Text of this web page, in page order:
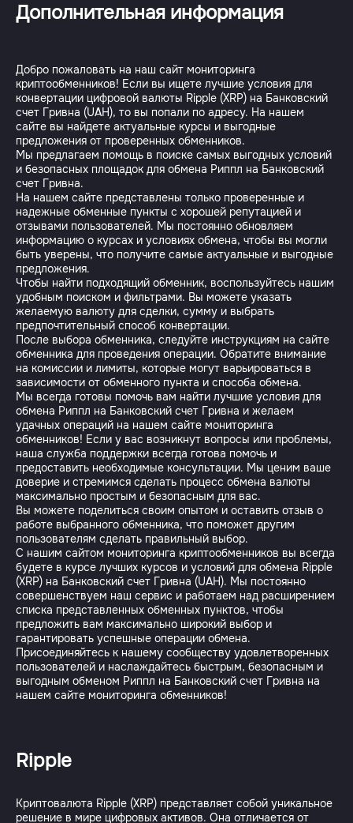
Дополнительная информация
Добро пожаловать на наш сайт мониторинга
криптообменников! Если вы ищете лучшие условия для
конвертации цифровой валюты Ripple (XRP) на Банковский
счет Гривна (UAH), то вы попали по адресу. На нашем
сайте вы найдете актуальные курсы и выгодные
предложения от проверенных обменников.
Мы предлагаем помощь в поиске самых выгодных условий
и безопасных площадок для обмена Риппл на Банковский
счет Гривна.
На нашем сайте представлены только проверенные и
надежные обменные пункты с хорошей репутацией и
отзывами пользователей. Мы постоянно обновляем
информацию о курсах и условиях обмена, чтобы вы могли
быть уверены, что получите самые актуальные и выгодные
предложения.
Чтобы найти подходящий обменник, воспользуйтесь нашим
удобным поиском и фильтрами. Вы можете указать
желаемую валюту для сделки, сумму и выбрать
предпочтительный способ конвертации.
После выбора обменника, следуйте инструкциям на сайте
обменника для проведения операции. Обратите внимание
на комиссии и лимиты, которые могут варьироваться в
зависимости от обменного пункта и способа обмена.
Мы всегда готовы помочь вам найти лучшие условия для
обмена Риппл на Банковский счет Гривна и желаем
удачных операций на нашем сайте мониторинга
обменников! Если у вас возникнут вопросы или проблемы,
наша служба поддержки всегда готова помочь и
предоставить необходимые консультации. Мы ценим ваше
доверие и стремимся сделать процесс обмена валюты
максимально простым и безопасным для вас.
Вы можете поделиться своим опытом и оставить отзыв о
работе выбранного обменника, что поможет другим
пользователям сделать правильный выбор.
С нашим сайтом мониторинга криптообменников вы всегда
будете в курсе лучших курсов и условий для обмена Ripple
(XRP) на Банковский счет Гривна (UAH). Мы постоянно
совершенствуем наш сервис и работаем над расширением
списка представленных обменных пунктов, чтобы
предложить вам максимально широкий выбор и
гарантировать успешные операции обмена.
Присоединяйтесь к нашему сообществу удовлетворенных
пользователей и наслаждайтесь быстрым, безопасным и
выгодным обменом Риппл на Банковский счет Гривна на
Ripple
Криптовалюта Ripple (XRP) представляет собой уникальное
решение в мире цифровых активов. Она отличается от